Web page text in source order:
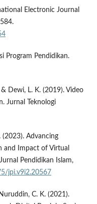
Electronic Journal
Program Pendidikan.
Dewi, L. K. (2019). Video
Jurnal Teknologi
(2023). Advancing
and Impact of Virtual
Pendidikan Islam,
jpi.v9i2.20567
C. K. (2021).